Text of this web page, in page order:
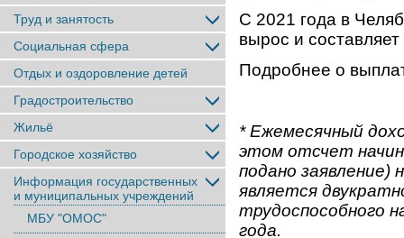
Труд и занятость
Социальная сфера
Отдых и оздоровление детей
Градостроительство
Жильё
Городское хозяйство
Информация государственных
и муниципальных учреждений
МБУ "ОМОС"
С 2021 года в
вырос и
Подробнее о
* Ежемесячный
этом отсчет
подано
является
трудоспособного
года.